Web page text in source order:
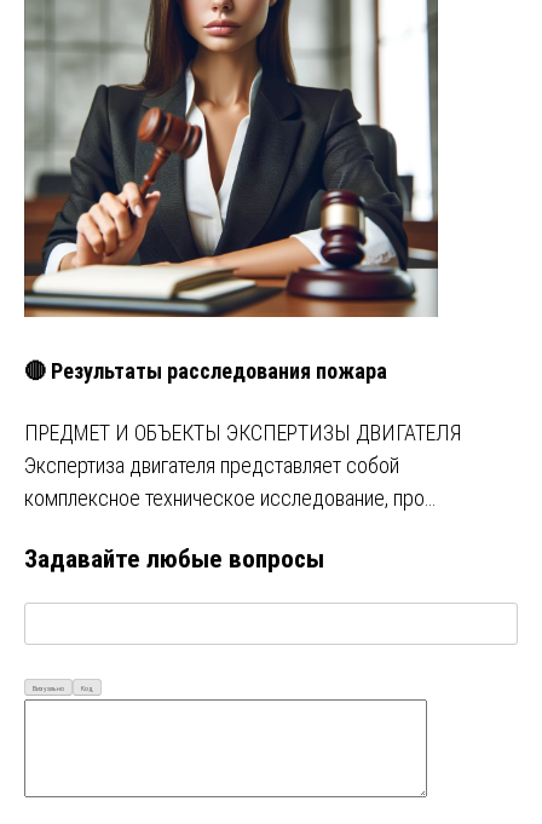
🔴 Результаты расследования пожара
ПРЕДМЕТ И ОБЪЕКТЫ ЭКСПЕРТИЗЫ ДВИГАТЕЛЯ
Экспертиза двигателя представляет собой
комплексное техническое исследование, про…
Задавайте любые вопросы
Визуально Код